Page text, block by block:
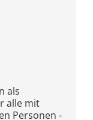
als
alle mit
Personen -